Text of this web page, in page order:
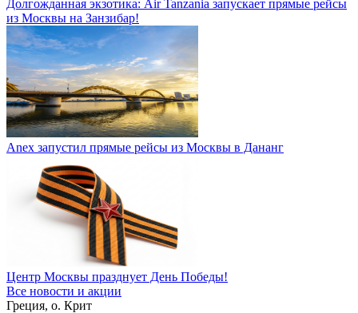
Долгожданная экзотика: Air Tanzania запускает прямые рейсы
из Москвы на Занзибар!
Anex запустил прямые рейсы из Москвы в Дананг
Центр Москвы празднует День Победы!
Все новости и акции
Греция, о. Крит